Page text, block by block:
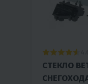
СТЕКЛО
СНЕГОХОДА